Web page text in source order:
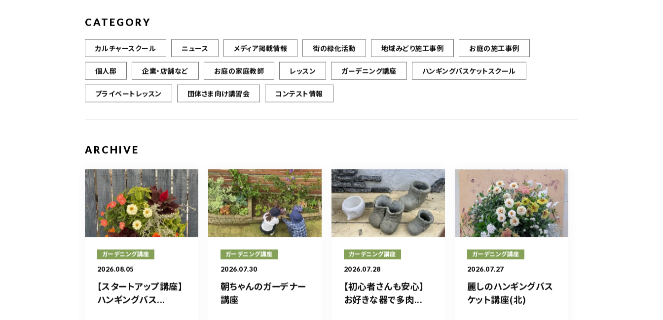
CATEGORY
カルチャースクール ニュース メディア掲載情報 街の緑化活動 地域みどり施工事例 お庭の施工事例
個人邸 企業・店舗など お庭の家庭教師 レッスン ガーデニング講座 ハンギングバスケットスクール
プライベートレッスン 団体さま向け講習会 コンテスト情報
ARCHIVE
ガーデニング講座
2026.08.05
【スタートアップ講座】
ハンギングバス...
ガーデニング講座
2026.07.30
朝ちゃんのガーデナー
講座
ガーデニング講座
2026.07.28
【初心者さんも安心】
お好きな器で多肉...
ガーデニング講座
2026.07.27
麗しのハンギングバス
ケット講座(北)